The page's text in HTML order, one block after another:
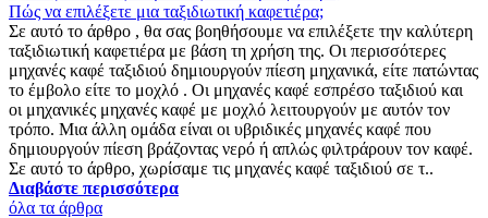
Πώς να επιλέξετε μια ταξιδιωτική καφετιέρα;
Σε αυτό το άρθρο , θα σας βοηθήσουμε να επιλέξετε την καλύτερη
ταξιδιωτική καφετιέρα με βάση τη χρήση της. Οι περισσότερες
μηχανές καφέ ταξιδιού δημιουργούν πίεση μηχανικά, είτε πατώντας
το έμβολο είτε το μοχλό . Οι μηχανές καφέ εσπρέσο ταξιδιού και
οι μηχανικές μηχανές καφέ με μοχλό λειτουργούν με αυτόν τον
τρόπο. Μια άλλη ομάδα είναι οι υβριδικές μηχανές καφέ που
δημιουργούν πίεση βράζοντας νερό ή απλώς φιλτράρουν τον καφέ.
Σε αυτό το άρθρο, χωρίσαμε τις μηχανές καφέ ταξιδιού σε τ..
Διαβάστε περισσότερα
όλα τα άρθρα